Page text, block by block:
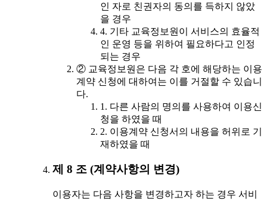
인 자로 친권자의 동의를 득하지 않았
을 경우
4. 기타 교육정보원이 서비스의 효율적
인 운영 등을 위하여 필요하다고 인정
되는 경우
② 교육정보원은 다음 각 호에 해당하는 이용
계약 신청에 대하여는 이를 거절할 수 있습니
다.
1. 다른 사람의 명의를 사용하여 이용신
청을 하였을 때
2. 이용계약 신청서의 내용을 허위로 기
재하였을 때
제 8 조 (계약사항의 변경)
이용자는 다음 사항을 변경하고자 하는 경우 서비